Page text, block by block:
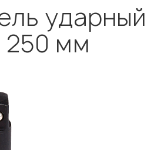
ударный
250 мм